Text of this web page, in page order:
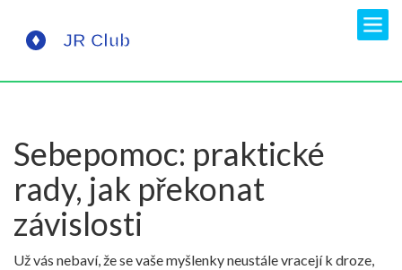
Sebepomoc: praktické
rady, jak překonat
závislosti
Už vás nebaví, že se vaše myšlenky neustále vracejí k droze,